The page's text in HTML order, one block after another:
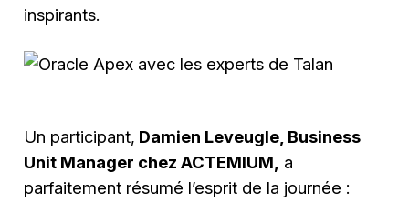
inspirants.
Un participant, Damien Leveugle, Business
Unit Manager chez ACTEMIUM, a
parfaitement résumé l’esprit de la journée :